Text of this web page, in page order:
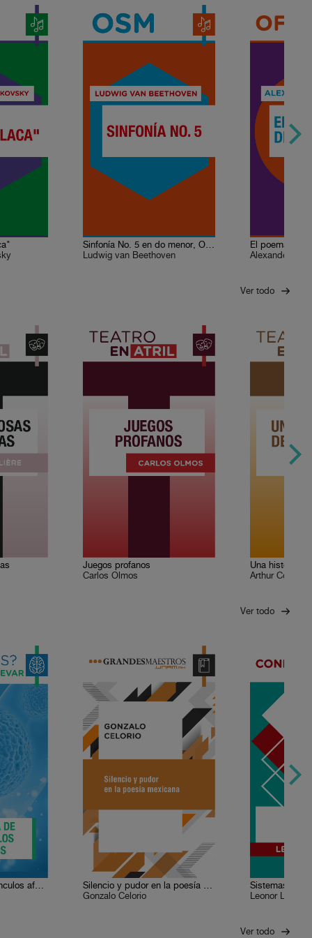
Sinfonía No. 5 en do menor, Op.67
Ludwig van Beethoven
El poema del
Alexander
Ver todo
Juegos profanos
Carlos Olmos
Una historia
Arthur Conan
Ver todo
La química de los vínculos afectivos
Silencio y pudor en la poesía mexicana
Gonzalo Celorio
Sistemas
Leonor Ludlow
Ver todo